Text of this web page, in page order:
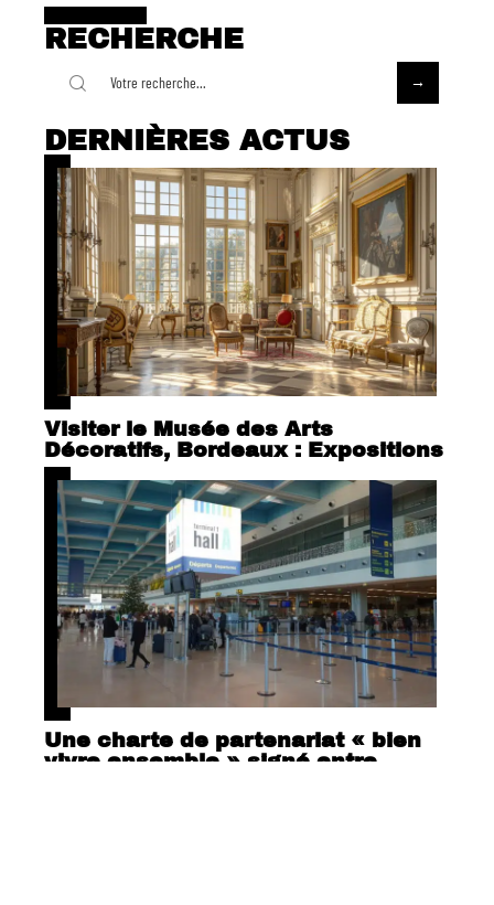
RECHERCHE
DERNIÈRES ACTUS
Visiter le Musée des Arts
Décoratifs, Bordeaux : Expositions
Une charte de partenariat « bien
vivre ensemble » signé entre